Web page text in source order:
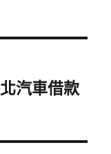
汽車借款